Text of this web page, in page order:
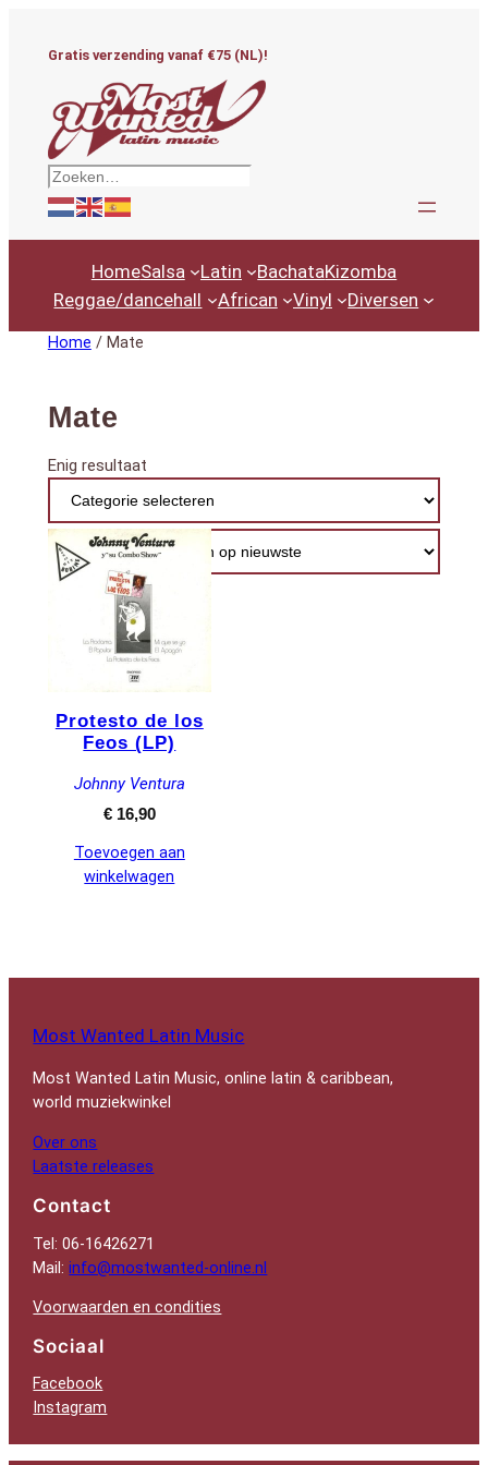
Gratis verzending vanaf €75 (NL)!
Zoeken
HomeSalsa Latin BachataKizomba
Reggae/dancehall
African Vinyl Diversen
Home / Mate
Mate
Enig resultaat
Protesto de los
Feos (LP)
Johnny Ventura
€16,90
Toevoegen aan
winkelwagen
Most Wanted Latin Music
Most Wanted Latin Music, online latin & caribbean,
world muziekwinkel
Over ons
Laatste releases
Contact
Tel: 06-16426271
Mail:info@mostwanted-online.nl
Voorwaarden en condities
Sociaal
Facebook
Instagram